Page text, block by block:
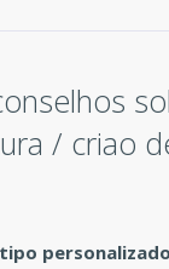
/ criao
personalizado